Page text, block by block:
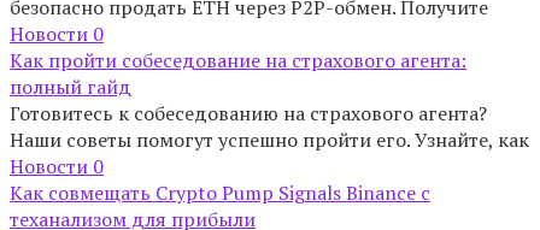
безопасно продать ETH через P2P-обмен. Получите
Новости 0
Как пройти собеседование на страхового агента:
полный гайд
Готовитесь к собеседованию на страхового агента?
Наши советы помогут успешно пройти его. Узнайте, как
Новости 0
Как совмещать Crypto Pump Signals Binance с
теханализом для прибыли